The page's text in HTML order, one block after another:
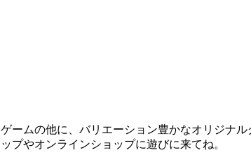
ームの他に、バリエーション豊かなオリジナ
プやオンラインショップに遊びに来てね。